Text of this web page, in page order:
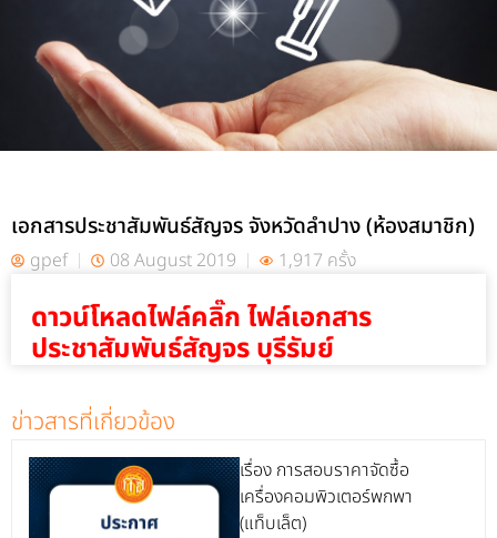
เอกสารประชาสัมพันธ์สัญจร จังหวัดลำปาง (ห้องสมาชิก)
gpef 08 August 2019 1,917 ครั้ง
ดาวน์โหลดไฟล์คลิ๊ก ไฟล์เอกสาร
ประชาสัมพันธ์สัญจร บุรีรัมย์
ข่าวสารที่เกี่ยวข้อง
เรื่อง การสอบราคาจัดซื้อ
เครื่องคอมพิวเตอร์พกพา
(แท็บเล็ต)